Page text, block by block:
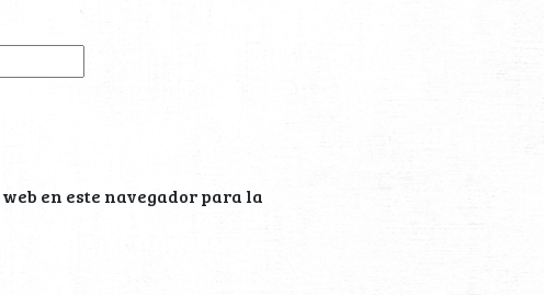
en este navegador para la